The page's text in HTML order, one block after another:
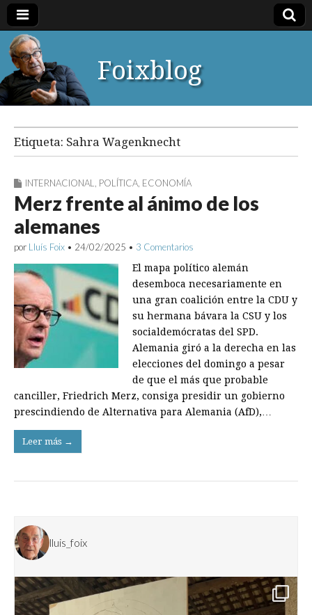
Foixblog
Etiqueta: Sahra Wagenknecht
INTERNACIONAL POLÍTICA ECONOMÍA
Merz frente al ánimo de los
alemanes
por Lluís Foix • 24/02/2025 • 3 Comentarios
El mapa político alemán
desemboca necesariamente en
una gran coalición entre la CDU y
su hermana bávara la CSU y los
socialdemócratas del SPD.
Alemania giró a la derecha en las
elecciones del domingo a pesar
de que el más que probable
canciller, Friedrich Merz, consiga presidir un gobierno
prescindiendo de Alternativa para Alemania (AfD),…
Leer más →
lluis_foix